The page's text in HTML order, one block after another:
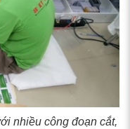
nhiều công đoạn cắt,